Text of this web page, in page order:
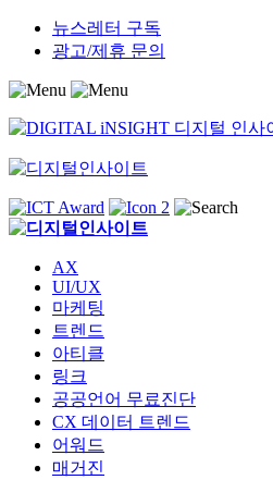
Skip
content
뉴스레터 구독
광고/제휴 문의
AX
UI/UX
마케팅
트렌드
아티클
링크
공공언어 무료진단
CX 데이터 트렌드
어워드
매거진